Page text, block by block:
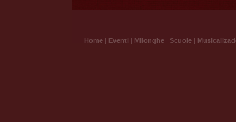
Home | Eventi | Milonghe | Scuole |